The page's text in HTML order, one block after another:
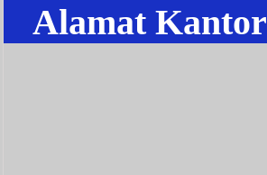
Alamat Kantor